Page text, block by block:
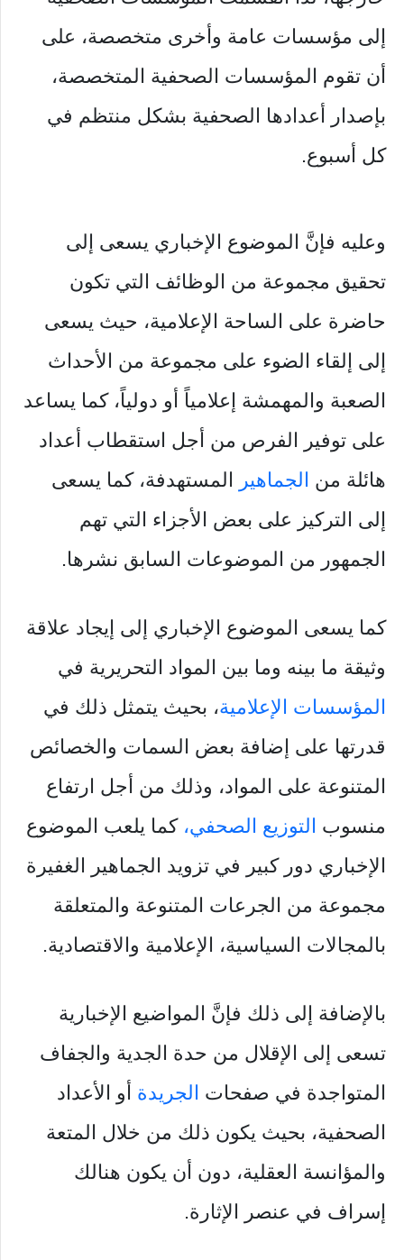
إلى مؤسسات عامة وأخرى متخصصة، على
أن تقوم المؤسسات الصحفية المتخصصة،
بإصدار أعدادها الصحفية بشكل منتظم في
كل أسبوع.
وعليه فإنَّ الموضوع الإخباري يسعى إلى
تحقيق مجموعة من الوظائف التي تكون
حاضرة على الساحة الإعلامية، حيث يسعى
إلى إلقاء الضوء على مجموعة من الأحداث
الصعبة والمهمشة إعلامياً أو دولياً، كما يساعد
على توفير الفرص من أجل استقطاب أعداد
هائلة من الجماهير المستهدفة، كما يسعى
إلى التركيز على بعض الأجزاء التي تهم
الجمهور من الموضوعات السابق نشرها.
كما يسعى الموضوع الإخباري إلى إيجاد علاقة
وثيقة ما بينه وما بين المواد التحريرية في
المؤسسات الإعلامية، بحيث يتمثل ذلك في
قدرتها على إضافة بعض السمات والخصائص
المتنوعة على المواد، وذلك من أجل ارتفاع
منسوب التوزيع الصحفي، كما يلعب الموضوع
الإخباري دور كبير في تزويد الجماهير الغفيرة
مجموعة من الجرعات المتنوعة والمتعلقة
بالمجالات السياسية، الإعلامية والاقتصادية.
بالإضافة إلى ذلك فإنَّ المواضيع الإخبارية
تسعى إلى الإقلال من حدة الجدية والجفاف
المتواجدة في صفحات الجريدة أو الأعداد
الصحفية، بحيث يكون ذلك من خلال المتعة
والمؤانسة العقلية، دون أن يكون هنالك
إسراف في عنصر الإثارة.